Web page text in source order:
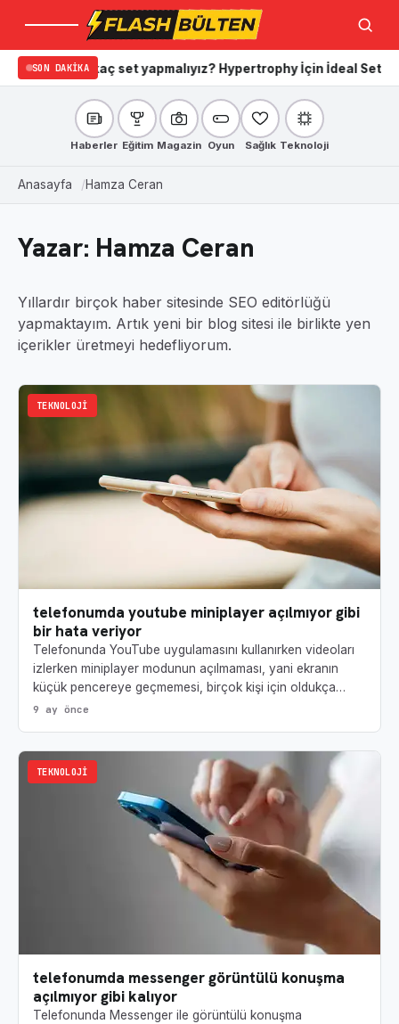
Menü Ara
SON DAKIKA
set yapmalıyız? Hypertrophy İçin İdeal Set ve Tekrar
Haberler Eğitim Magazin Oyun Sağlık Teknoloji
Anasayfa Hamza Ceran
Yazar: Hamza Ceran
Yıllardır birçok haber sitesinde SEO editörlüğü
yapmaktayım. Artık yeni bir blog sitesi ile birlikte yen
içerikler üretmeyi hedefliyorum.
TEKNOLOJI
telefonumda youtube miniplayer açılmıyor gibi
bir hata veriyor
Telefonunda YouTube uygulamasını kullanırken videoları
izlerken miniplayer modunun açılmaması, yani ekranın
küçük pencereye geçmemesi, birçok kişi için oldukça…
9 ay önce
TEKNOLOJI
telefonumda messenger görüntülü konuşma
açılmıyor gibi kalıyor
Telefonunda Messenger ile görüntülü konuşma